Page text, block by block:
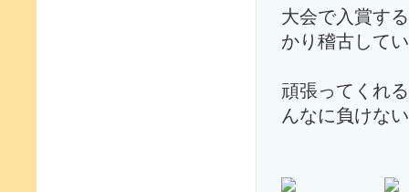
大会で入賞す
かり稽古して
頑張ってくれ
んなに負けな